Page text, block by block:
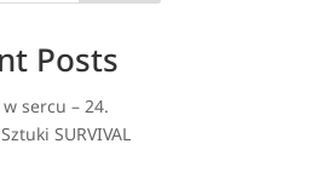
Posts
sercu – 24.
SURVIVAL